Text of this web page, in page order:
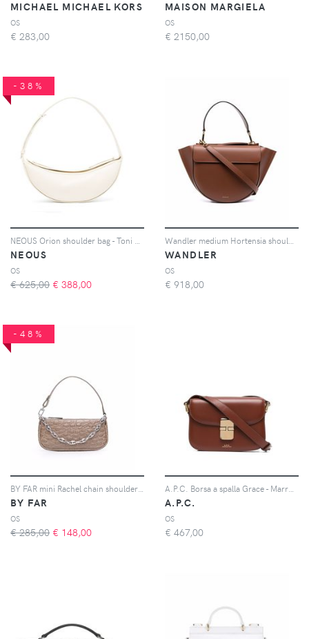
MICHAEL MICHAEL KORS
OS
€ 283,00
MAISON MARGIELA
OS
€ 2150,00
-38%
NEOUS
OS
€ 625,00 € 388,00
WANDLER
OS
€ 918,00
-48%
BY FAR
OS
€ 285,00 € 148,00
A.P.C.
OS
€ 467,00